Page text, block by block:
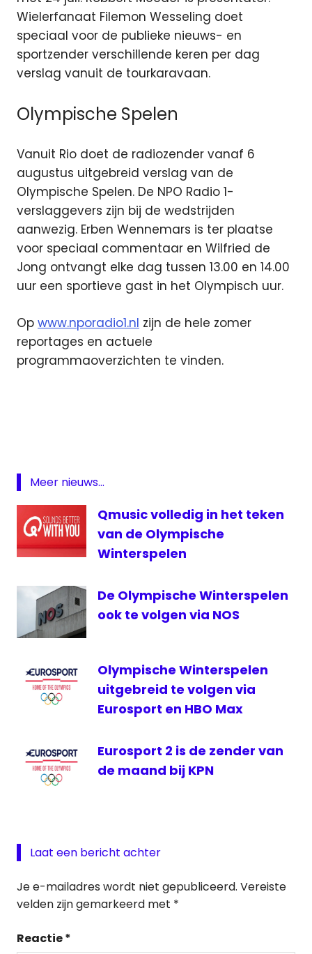
Wielerfanaat Filemon Wesseling doet
speciaal voor de publieke nieuws- en
sportzender verschillende keren per dag
verslag vanuit de tourkaravaan.
Olympische Spelen
Vanuit Rio doet de radiozender vanaf 6
augustus uitgebreid verslag van de
Olympische Spelen. De NPO Radio 1-
verslaggevers zijn bij de wedstrijden
aanwezig. Erben Wennemars is ter plaatse
voor speciaal commentaar en Wilfried de
Jong ontvangt elke dag tussen 13.00 en 14.00
uur een sportieve gast in het Olympisch uur.
Op www.nporadio1.nl zijn de hele zomer
reportages en actuele
programmaoverzichten te vinden.
1
sportzomer
Tour
France
Wimbledon
Meer nieuws...
Qmusic volledig in het teken
van de Olympische
Winterspelen
De Olympische Winterspelen
ook te volgen via NOS
Olympische Winterspelen
uitgebreid te volgen via
Eurosport en HBO Max
Eurosport 2 is de zender van
de maand bij KPN
Laat een bericht achter
Je e-mailadres wordt niet gepubliceerd. Vereiste
velden zijn gemarkeerd met *
Reactie*